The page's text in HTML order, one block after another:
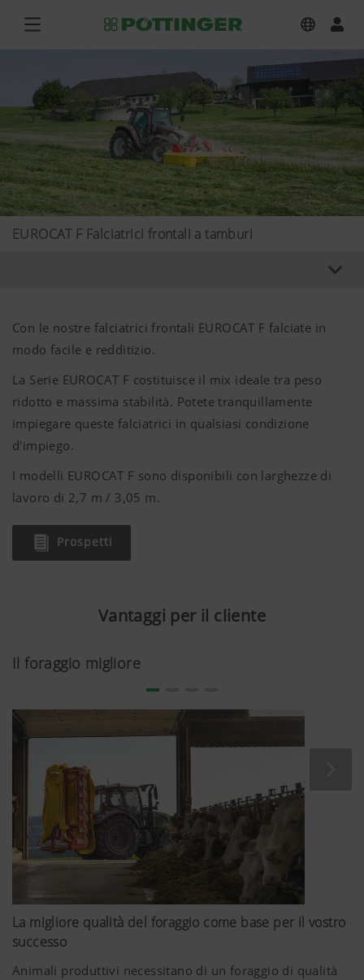
EUROCAT F Falciatrici frontali a tamburi
Con le nostre falciatrici frontali EUROCAT F falciate in
modo facile e redditizio.
La Serie EUROCAT F costituisce il mix ideale tra peso
ridotto e massima stabilità. Potete tranquillamente
impiegare queste falciatrici in qualsiasi condizione
d'impiego.
I modelli EUROCAT F sono disponibili con larghezze di
lavoro di 2,7 m / 3,05 m.
Prospetti
Vantaggi per il cliente
Il foraggio migliore
La migliore qualità del foraggio come base per il vostro
successo
Animali produttivi necessitano di un foraggio di qualità